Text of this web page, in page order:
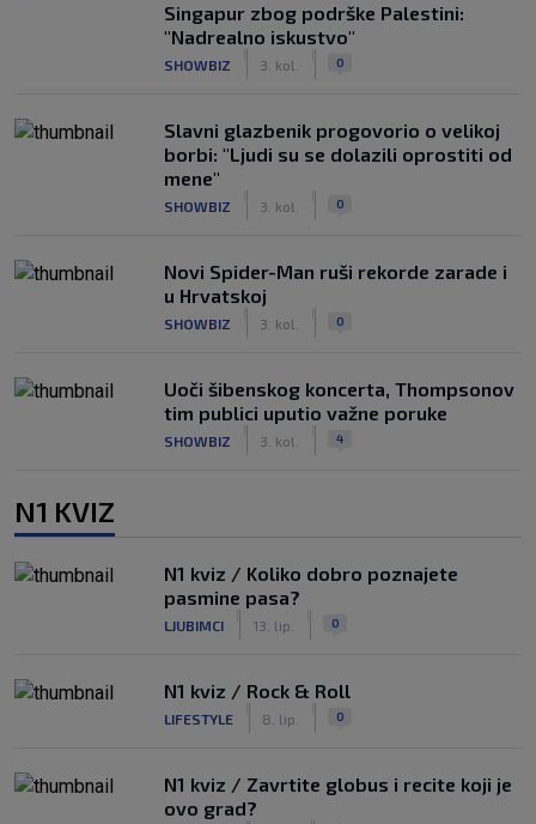
Singapur zbog podrške Palestini:
"Nadrealno iskustvo"
SHOWBIZ 3. kol. 0
Slavni glazbenik progovorio o velikoj
borbi: "Ljudi su se dolazili oprostiti od
mene"
SHOWBIZ 3. kol. 0
Novi Spider-Man ruši rekorde zarade i
u Hrvatskoj
SHOWBIZ 3. kol. 0
Uoči šibenskog koncerta, Thompsonov
tim publici uputio važne poruke
SHOWBIZ 3. kol. 4
N1 KVIZ
N1 kviz / Koliko dobro poznajete
pasmine pasa?
LJUBIMCI 13. lip. 0
N1 kviz / Rock & Roll
LIFESTYLE 8. lip. 0
N1 kviz / Zavrtite globus i recite koji je
ovo grad?